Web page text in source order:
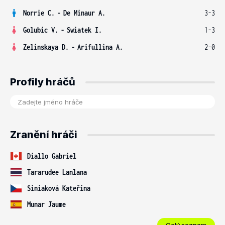
Norrie C. - De Minaur A.
3-3
Golubic V. - Swiatek I.
1-3
Zelinskaya D. - Arifullina A. 2-0
Profily hráčů
Zranění hráči
Diallo Gabriel
Tararudee Lanlana
Siniaková Kateřina
Munar Jaume